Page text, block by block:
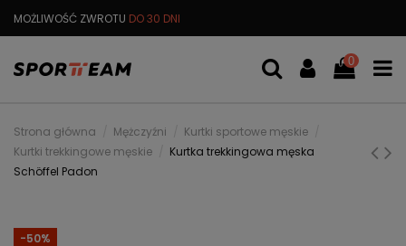
MOŻLIWOŚĆ ZWROTU DO 30 DNI
0
Strona główna Mężczyźni
Kurtki sportowe męskie
Kurtki trekkingowe męskie
Kurtka trekkingowa męska
Schöffel Padon
-50%